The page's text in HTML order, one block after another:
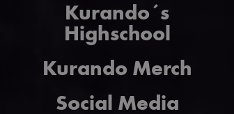
Kurando´s
Highschool
Kurando Merch
Social Media